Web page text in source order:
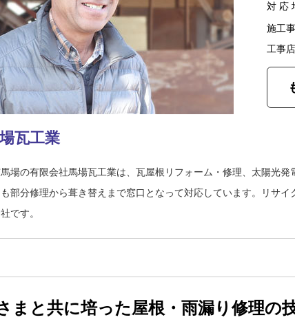
対応
施工
工事
瓦工業
場の有限会社馬場瓦工業は、瓦屋根リフォーム・修理、太陽光
部分修理から葺き替えまで窓口となって対応しています。リサ
です。
まと共に培った屋根・雨漏り修理の